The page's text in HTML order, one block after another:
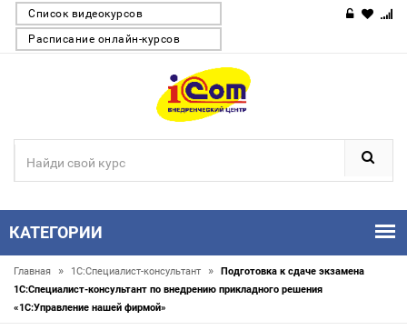
Список видеокурсов
Расписание онлайн-курсов
КАТЕГОРИИ
Главная » 1С:Специалист-консультант »
Подготовка к сдаче экзамена
1С:Специалист-консультант по внедрению прикладного решения
«1С:Управление нашей фирмой»